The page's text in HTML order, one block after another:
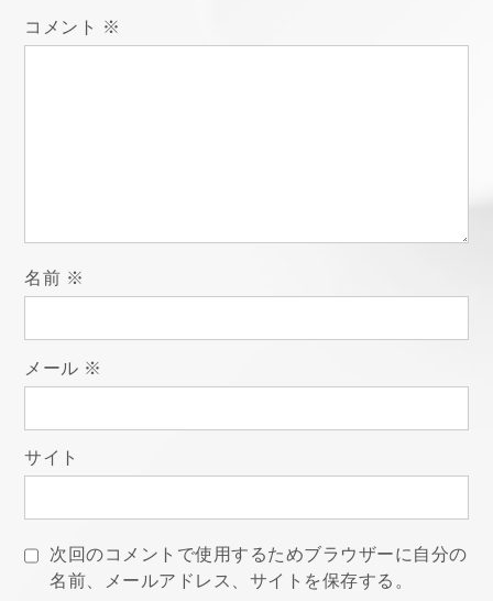
ゲ
ン
コメント ※
名前 ※
メール ※
サイト
次回のコメントで使用するためブラウザーに自分の
名前、メールアドレス、サイトを保存する。